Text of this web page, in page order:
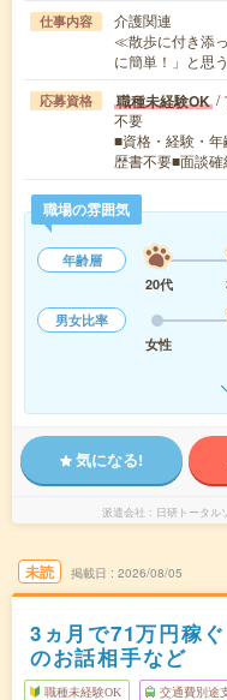
仕事内容
介護関連
≪散歩に付き添
に簡単！」と思
応募資格 職種未経験OK /
不要
■資格・経験・
歴書不要■面談
職場の雰囲気
年齢層
20代
男女比率
女性
気になる!
派遣会社 日研トータ
未読 掲載日 2026/08/05
3ヵ月で71万円稼
のお話相手など
職種未経験OK 交通費別途